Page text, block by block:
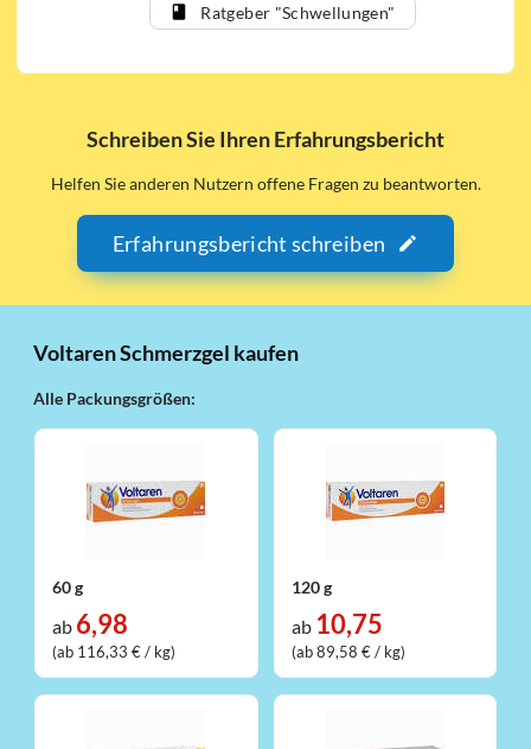
Ratgeber "Schwellungen"
Schreiben Sie Ihren Erfahrungsbericht
Helfen Sie anderen Nutzern offene Fragen zu beantworten.
Erfahrungsbericht schreiben
Voltaren Schmerzgel kaufen
Alle Packungsgrößen:
60 g
ab 6,98
(ab 116,33 € / kg)
120 g
ab 10,75
(ab 89,58 € / kg)